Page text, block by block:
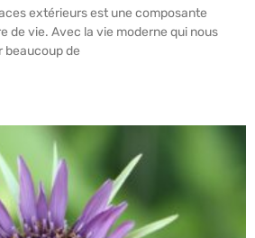
extérieurs est une composante
de vie. Avec la vie moderne qui nous
beaucoup de